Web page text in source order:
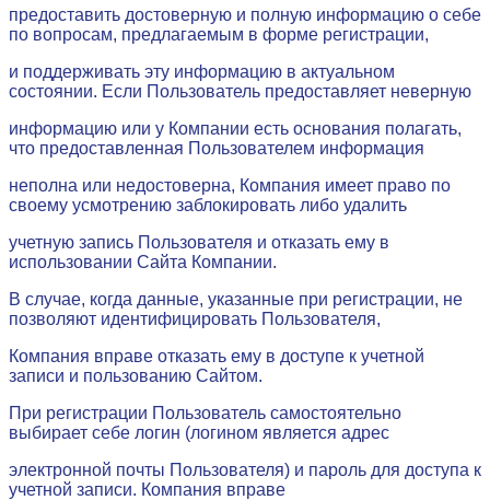
предоставить достоверную и полную информацию о себе
по вопросам, предлагаемым в форме регистрации,
и поддерживать эту информацию в актуальном
состоянии. Если Пользователь предоставляет неверную
информацию или у Компании есть основания полагать,
что предоставленная Пользователем информация
неполна или недостоверна, Компания имеет право по
своему усмотрению заблокировать либо удалить
учетную запись Пользователя и отказать ему в
использовании Сайта Компании.
В случае, когда данные, указанные при регистрации, не
позволяют идентифицировать Пользователя,
Компания вправе отказать ему в доступе к учетной
записи и пользованию Сайтом.
При регистрации Пользователь самостоятельно
выбирает себе логин (логином является адрес
электронной почты Пользователя) и пароль для доступа к
учетной записи. Компания вправе